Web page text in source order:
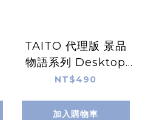
TAITO 代理版 景品
物語系列 Desktop
Cute 戰場原黑儀 再
NT$490
加入購物車